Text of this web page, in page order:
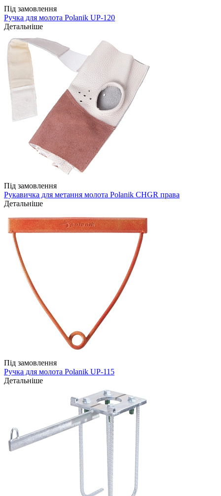
Під замовлення
Ручка для молота Polanik UP-120
Детальніше
Під замовлення
Рукавичка для метання молота Polanik CHGR права
Детальніше
Під замовлення
Ручка для молота Polanik UP-115
Детальніше